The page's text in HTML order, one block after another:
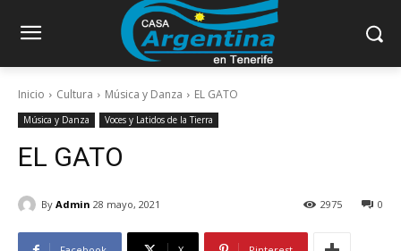
Inicio Cultura Música y Danza EL GATO
Música y Danza Voces y Latidos de la Tierra
EL GATO
By Admin 28 mayo, 2021 0
2975